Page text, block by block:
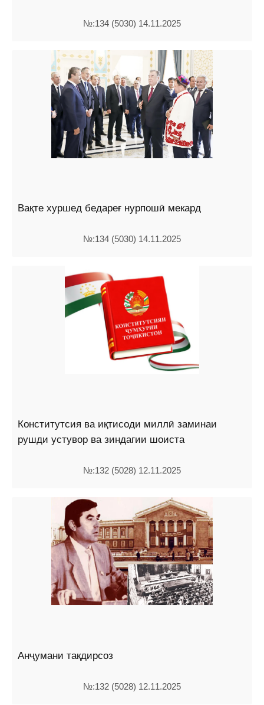
№:134 (5030) 14.11.2025
Вақте хуршед бедареғ нурпошӣ мекард
№:134 (5030) 14.11.2025
Конститутсия ва иқтисоди миллӣ заминаи
рушди устувор ва зиндагии шоиста
№:132 (5028) 12.11.2025
Анҷумани тақдирсоз
№:132 (5028) 12.11.2025